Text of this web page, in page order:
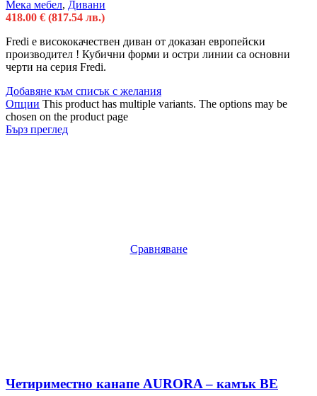
Мека мебел, Дивани
418.00 € (817.54 лв.)
Fredi e висококачествен диван от доказан европейски
производител ! Кубични форми и остри линии са основни
черти на серия Fredi.
Добавяне към списък с желания
Опции This product has multiple variants. The options may be
chosen on the product page
Бърз преглед
Сравняване
Четириместно канапе AURORA – камък BE